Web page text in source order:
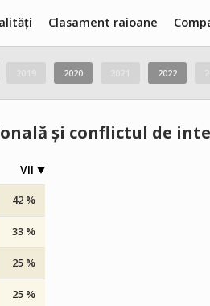
Clasament raioane
2020 2022
și conflictul de
VII
42 %
33 %
25 %
25 %